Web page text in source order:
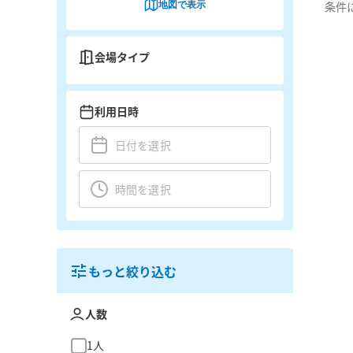
条件
地図で表示
会場タイプ
利用日時
もっと絞り込む
人数
1人